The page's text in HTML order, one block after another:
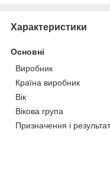
Характеристики
Основні
Виробник
Країна виробник
Вік
Вікова група
Призначення і результат